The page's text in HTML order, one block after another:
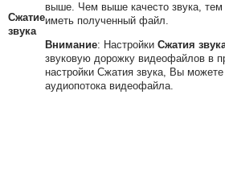
Сжатие
звука
выше. Чем выше качесто звука,
иметь полученный файл.
Внимание: Настройки Сжатия
звуковую дорожку видеофайлов в
настройки Сжатия звука, Вы можете
аудиопотока видеофайла.